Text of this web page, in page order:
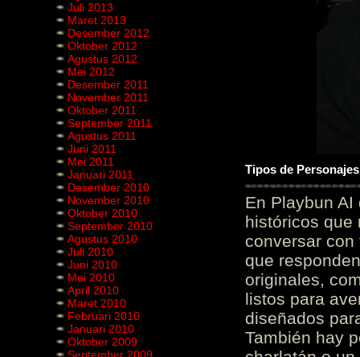
Juli 2013
Maret 2013
Desember 2012
Oktober 2012
Agustus 2012
Mei 2012
Desember 2011
November 2011
Oktober 2011
September 2011
Agustus 2011
Juni 2011
Mei 2011
Januari 2011
Desember 2010
November 2010
Oktober 2010
September 2010
Agustus 2010
Juli 2010
Juni 2010
Mei 2010
April 2010
Maret 2010
Februari 2010
Januari 2010
Oktober 2009
Tipos de
En Playbun
históricos que
conversar
que
originales,
listos para
diseñados
También hay